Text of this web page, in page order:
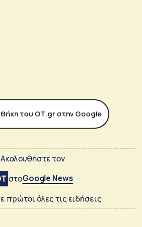
του ΟΤ.gr στην Google
Ακολουθήστε τον
στοGoogle News
πρώτοι όλες τις ειδήσεις